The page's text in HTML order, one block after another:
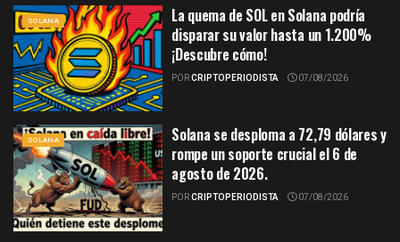
SOLANA
La quema de SOL en Solana podría
disparar su valor hasta un 1.200%
¡Descubre cómo!
PORCRIPTOPERIODISTA 07/08/2026
SOLANA
Solana se desploma a 72,79 dólares y
rompe un soporte crucial el 6 de
agosto de 2026.
PORCRIPTOPERIODISTA 07/08/2026